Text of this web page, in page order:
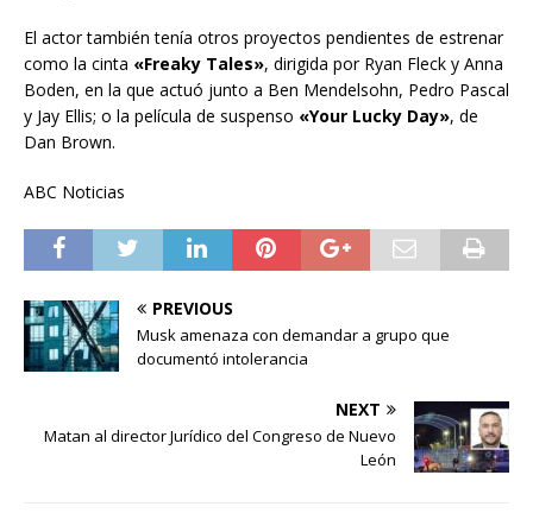
El actor también tenía otros proyectos pendientes de estrenar
como la cinta «Freaky Tales», dirigida por Ryan Fleck y Anna
Boden, en la que actuó junto a Ben Mendelsohn, Pedro Pascal
y Jay Ellis; o la película de suspenso «Your Lucky Day», de
Dan Brown.
ABC Noticias
PREVIOUS
Musk amenaza con demandar a grupo que
documentó intolerancia
NEXT
Matan al director Jurídico del Congreso de Nuevo
León